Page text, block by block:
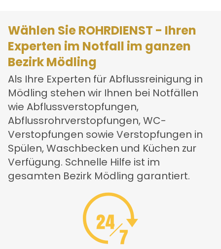
Wählen Sie ROHRDIENST - Ihren
Experten im Notfall im ganzen
Bezirk Mödling
Als Ihre Experten für Abflussreinigung in
Mödling stehen wir Ihnen bei Notfällen
wie Abflussverstopfungen,
Abflussrohrverstopfungen, WC-
Verstopfungen sowie Verstopfungen in
Spülen, Waschbecken und Küchen zur
Verfügung. Schnelle Hilfe ist im
gesamten Bezirk Mödling garantiert.